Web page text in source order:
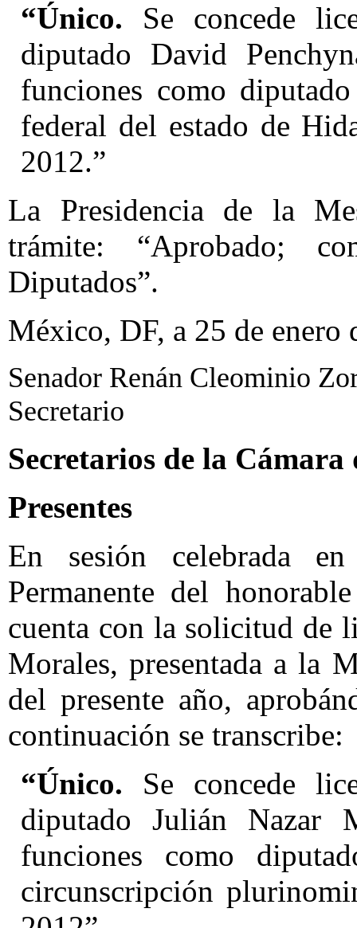
“Único. Se concede
diputado David
funciones como
federal del estado de
2012.”
La Presidencia de la
trámite: “Aprobado;
Diputados”.
México, DF, a 25 de enero
Senador Renán Cleominio
Secretario
Secretarios de la Cámara
Presentes
En sesión celebrada
Permanente del
cuenta con la solicitud de
Morales, presentada a la
del presente año,
continuación se transcribe:
“Único. Se concede
diputado Julián Nazar
funciones como
circunscripción